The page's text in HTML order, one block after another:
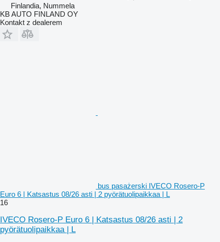
Finlandia, Nummela
KB AUTO FINLAND OY
Kontakt z dealerem
bus pasażerski IVECO Rosero-P
Euro 6 | Katsastus 08/26 asti | 2 pyörätuolipaikkaa | L
16
IVECO Rosero-P Euro 6 | Katsastus 08/26 asti | 2
pyörätuolipaikkaa | L